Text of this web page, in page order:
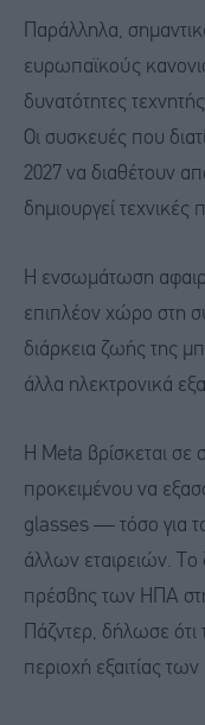
Παράλληλα,
ευρωπαϊκούς
δυνατότητες
Οι συσκευές που
2027 να διαθέτουν
δημιουργεί τεχνικές
Η ενσωμάτωση
επιπλέον χώρο στη
διάρκεια ζωής της
άλλα ηλεκτρονικά
Η Meta βρίσκεται σε
προκειμένου να
glasses — τόσο για
άλλων εταιρειών. Το
πρέσβης των ΗΠΑ
Πάζντερ, δήλωσε
περιοχή εξαιτίας